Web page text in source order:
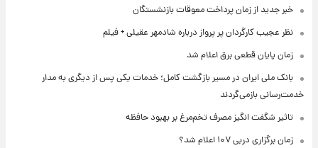
خبر جدید از زمان پرداخت معوقات بازنشستگان
نظر عجیب کارگردان پر پرواز درباره شادمهر عقیلی + فیلم
زمان پایان قطعی برق اعلام شد
بانک ملی ایران در مسیر بازگشت کامل؛ خدمات یکی پس از دیگری به مدار
خدمت‌رسانی بازمی‌گردند
تاثیر شگفت انگیز مصرف تخم‌مرغ بر بهبود حافظه
زمان برگزاری دربی ۱۰۷ اعلام شد؟